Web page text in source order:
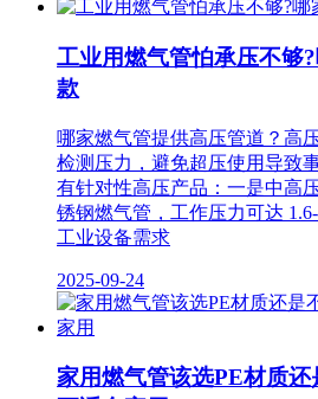
工业用燃气管怕承压不够
款
哪家燃气管提供高压管道？高
检测压力，避免超压使用导致
有针对性高压产品：一是中高
锈钢燃气管，工作压力可达
工业设备需求
2025-09-24
家用燃气管该选PE材质